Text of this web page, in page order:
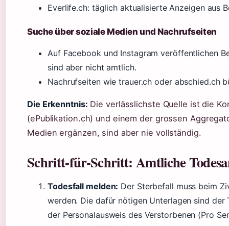
Everlife.ch: täglich aktualisierte Anzeigen aus
Suche über soziale Medien und Nachrufseiten
Auf Facebook und Instagram veröffentlichen
sind aber nicht amtlich.
Nachrufseiten wie trauer.ch oder abschied.ch
Die Erkenntnis: Die verlässlichste Quelle ist die
(ePublikation.ch) und einem der grossen
Medien ergänzen, sind aber nie vollständig.
Schritt-für-Schritt: Amtliche
Todesfall melden: Der Sterbefall muss beim
werden. Die dafür nötigen Unterlagen sind der
der Personalausweis des Verstorbenen (Pro